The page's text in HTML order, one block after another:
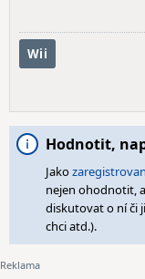
Wii
Hodnotit,
Jako
nejen ohodnotit,
diskutovat o ní či
chci atd.).